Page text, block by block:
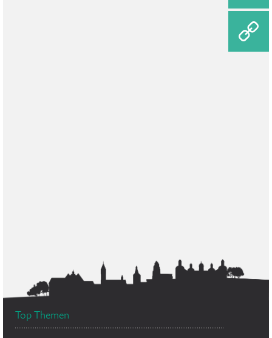
Top Themen